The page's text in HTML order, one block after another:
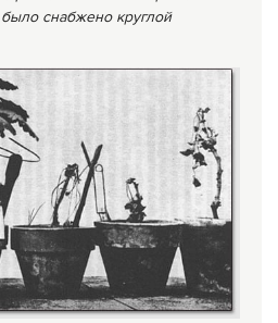
снабжено круглой